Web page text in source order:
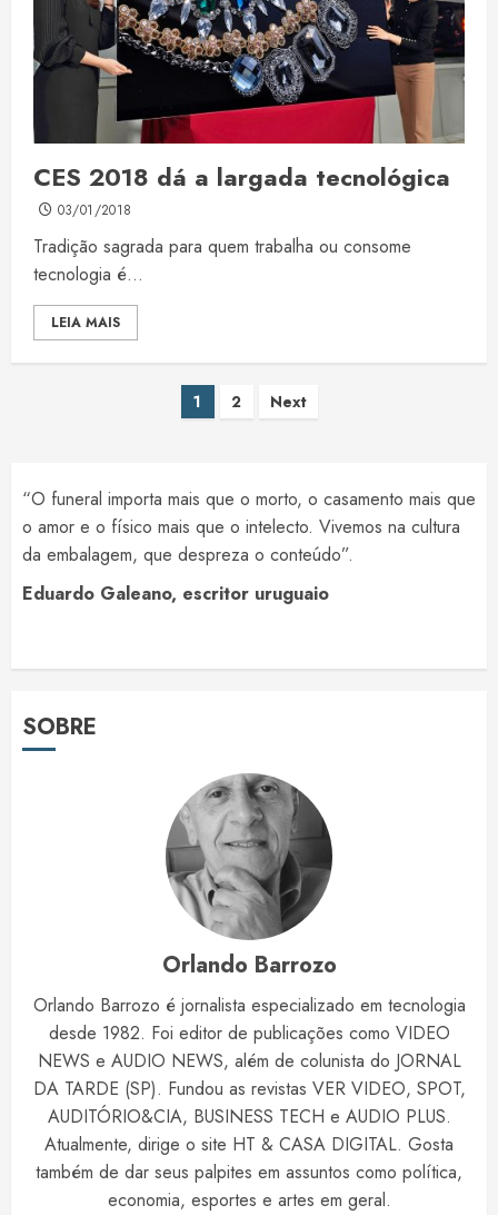
CES 2018 dá a largada tecnológica
03/01/2018
Tradição sagrada para quem trabalha ou consome
tecnologia é...
LEIA MAIS
Paginação
posts
1 2 Next
“O funeral importa mais que o morto, o casamento mais que
o amor e o físico mais que o intelecto. Vivemos na cultura
da embalagem, que despreza o conteúdo”.
Eduardo Galeano, escritor uruguaio
SOBRE
Orlando Barrozo
Orlando Barrozo é jornalista especializado em tecnologia
desde 1982. Foi editor de publicações como VIDEO
NEWS e AUDIO NEWS, além de colunista do JORNAL
DA TARDE (SP). Fundou as revistas VER VIDEO, SPOT,
AUDITÓRIO&CIA, BUSINESS TECH e AUDIO PLUS.
Atualmente, dirige o site HT & CASA DIGITAL. Gosta
também de dar seus palpites em assuntos como política,
economia, esportes e artes em geral.